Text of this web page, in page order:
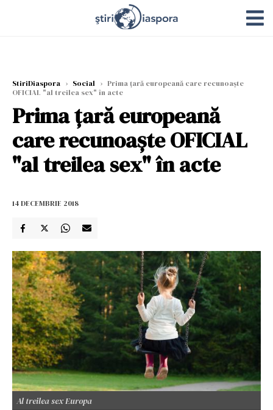
StiriDiaspora › Social › Prima țară europeană care recunoaște
OFICIAL "al treilea sex" în acte
Prima țară europeană
care recunoaște OFICIAL
"al treilea sex" în acte
14 DECEMBRIE 2018
Al treilea sex Europa